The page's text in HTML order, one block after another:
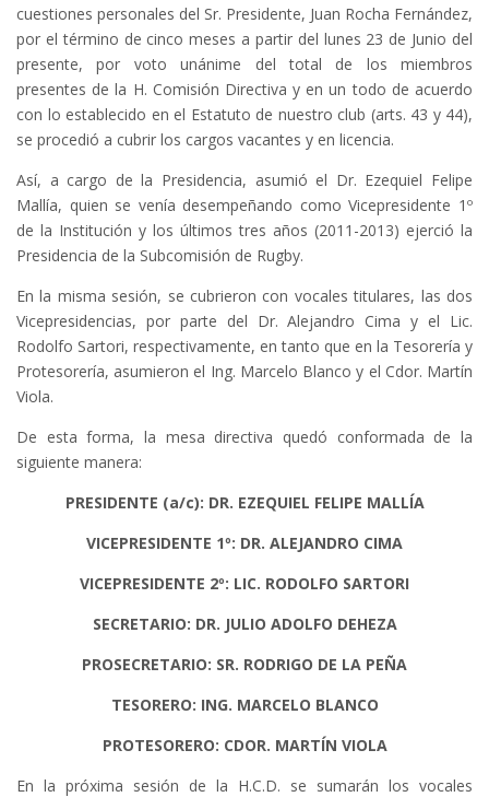
cuestiones personales del Sr. Presidente, Juan Rocha Fernández,
por el término de cinco meses a partir del lunes 23 de Junio del
presente, por voto unánime del total de los miembros
presentes de la H. Comisión Directiva y en un todo de acuerdo
con lo establecido en el Estatuto de nuestro club (arts. 43 y 44),
se procedió a cubrir los cargos vacantes y en licencia.
Así, a cargo de la Presidencia, asumió el Dr. Ezequiel Felipe
Mallía, quien se venía desempeñando como Vicepresidente 1º
de la Institución y los últimos tres años (2011-2013) ejerció la
Presidencia de la Subcomisión de Rugby.
En la misma sesión, se cubrieron con vocales titulares, las dos
Vicepresidencias, por parte del Dr. Alejandro Cima y el Lic.
Rodolfo Sartori, respectivamente, en tanto que en la Tesorería y
Protesorería, asumieron el Ing. Marcelo Blanco y el Cdor. Martín
Viola.
De esta forma, la mesa directiva quedó conformada de la
siguiente manera:
PRESIDENTE (a/c): DR. EZEQUIEL FELIPE MALLÍA
VICEPRESIDENTE 1º: DR. ALEJANDRO CIMA
VICEPRESIDENTE 2º: LIC. RODOLFO SARTORI
SECRETARIO: DR. JULIO ADOLFO DEHEZA
PROSECRETARIO: SR. RODRIGO DE LA PEÑA
TESORERO: ING. MARCELO BLANCO
PROTESORERO: CDOR. MARTÍN VIOLA
En la próxima sesión de la H.C.D. se sumarán los vocales